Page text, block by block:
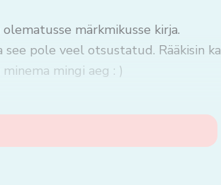
märkmikusse kirja.
pole veel otsustatud. Rääkisin ka
mingi aeg : )